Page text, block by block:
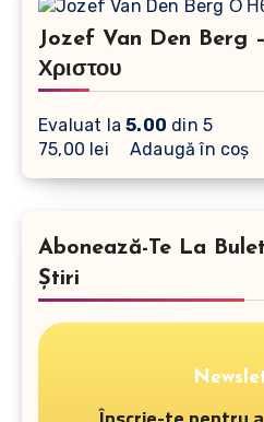
Jozef Van Den Berg
Χριστου
Evaluat la5.00 din 5
75,00 lei Adaugă în coș
Abonează-Te La
Știri